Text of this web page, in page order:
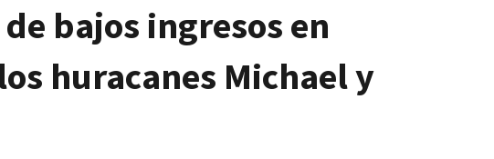
bajos ingresos en
huracanes Michael y